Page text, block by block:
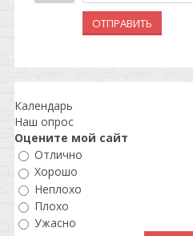
ОТПРАВИТЬ
Календарь
Наш опрос
Оцените мой сайт
Отлично
Хорошо
Неплохо
Плохо
Ужасно